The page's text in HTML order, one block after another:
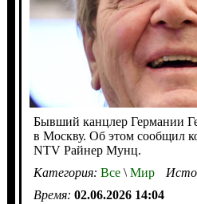
Бывший канцлер Германии
в Москву. Об этом сообщил
NTV Райнер Мунц.
Категория: Все\Мир
Время: 02.06.2026 14:04